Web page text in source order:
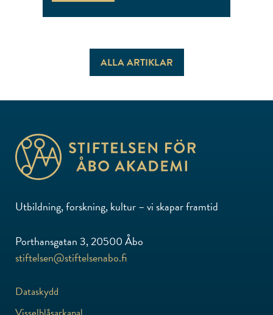
ALLA ARTIKLAR
Utbildning, forskning, kultur – vi skapar framtid
Porthansgatan 3, 20500 Åbo
stiftelsen@stiftelsenabo.fi
Dataskydd